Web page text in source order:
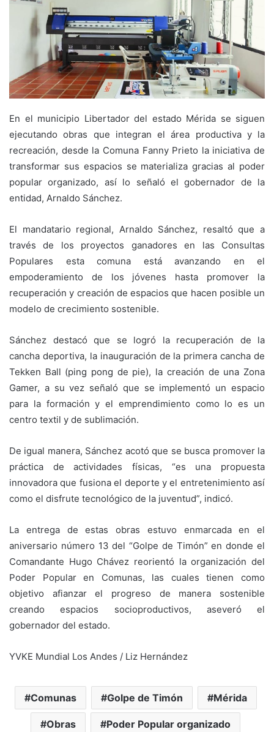
En el municipio Libertador del estado Mérida se siguen
ejecutando obras que integran el área productiva y la
recreación, desde la Comuna Fanny Prieto la iniciativa de
transformar sus espacios se materializa gracias al poder
popular organizado, así lo señaló el gobernador de la
entidad, Arnaldo Sánchez.
El mandatario regional, Arnaldo Sánchez, resaltó que a
través de los proyectos ganadores en las Consultas
Populares esta comuna está avanzando en el
empoderamiento de los jóvenes hasta promover la
recuperación y creación de espacios que hacen posible un
modelo de crecimiento sostenible.
Sánchez destacó que se logró la recuperación de la
cancha deportiva, la inauguración de la primera cancha de
Tekken Ball (ping pong de pie), la creación de una Zona
Gamer, a su vez señaló que se implementó un espacio
para la formación y el emprendimiento como lo es un
centro textil y de sublimación.
De igual manera, Sánchez acotó que se busca promover la
práctica de actividades físicas, “es una propuesta
innovadora que fusiona el deporte y el entretenimiento así
como el disfrute tecnológico de la juventud”, indicó.
La entrega de estas obras estuvo enmarcada en el
aniversario número 13 del “Golpe de Timón” en donde el
Comandante Hugo Chávez reorientó la organización del
Poder Popular en Comunas, las cuales tienen como
objetivo afianzar el progreso de manera sostenible
creando espacios socioproductivos, aseveró el
gobernador del estado.
YVKE Mundial Los Andes / Liz Hernández
Comunas Golpe de Timón Mérida
Obras Poder Popular organizado